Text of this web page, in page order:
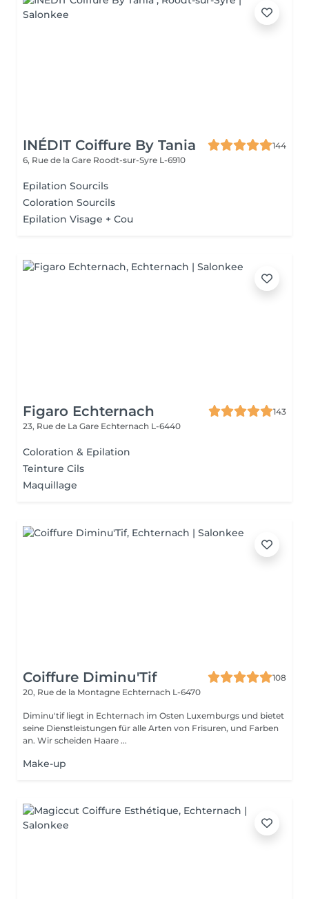
INÉDIT Coiffure By Tania
144
6, Rue de la Gare Roodt-sur-Syre L-6910
Epilation Sourcils
Coloration Sourcils
Epilation Visage + Cou
Figaro Echternach
143
23, Rue de La Gare Echternach L-6440
Coloration & Epilation
Teinture Cils
Maquillage
Coiffure Diminu'Tif
108
20, Rue de la Montagne Echternach L-6470
Diminu'tif liegt in Echternach im Osten Luxemburgs und bietet
seine Dienstleistungen für alle Arten von Frisuren, und Farben
an. Wir scheiden Haare ...
Make-up